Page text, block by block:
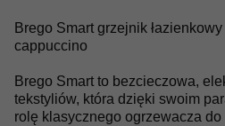
Brego Smart grzejnik
cappuccino
Brego Smart to bezcieczowa,
tekstyliów, która dzięki swoim
rolę klasycznego ogrzewacza